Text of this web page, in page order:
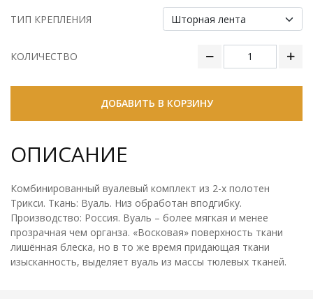
ТИП КРЕПЛЕНИЯ
КОЛИЧЕСТВО
ДОБАВИТЬ В КОРЗИНУ
ОПИСАНИЕ
Комбинированный вуалевый комплект из 2-х полотен
Трикси. Ткань: Вуаль. Низ обработан вподгибку.
Производство: Россия. Вуаль – более мягкая и менее
прозрачная чем органза. «Восковая» поверхность ткани
лишённая блеска, но в то же время придающая ткани
изысканность, выделяет вуаль из массы тюлевых тканей.